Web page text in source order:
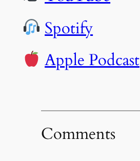
Spotify
Apple Podcast
Comments